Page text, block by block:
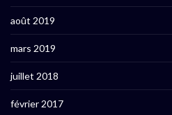
août 2019
mars 2019
juillet 2018
février 2017